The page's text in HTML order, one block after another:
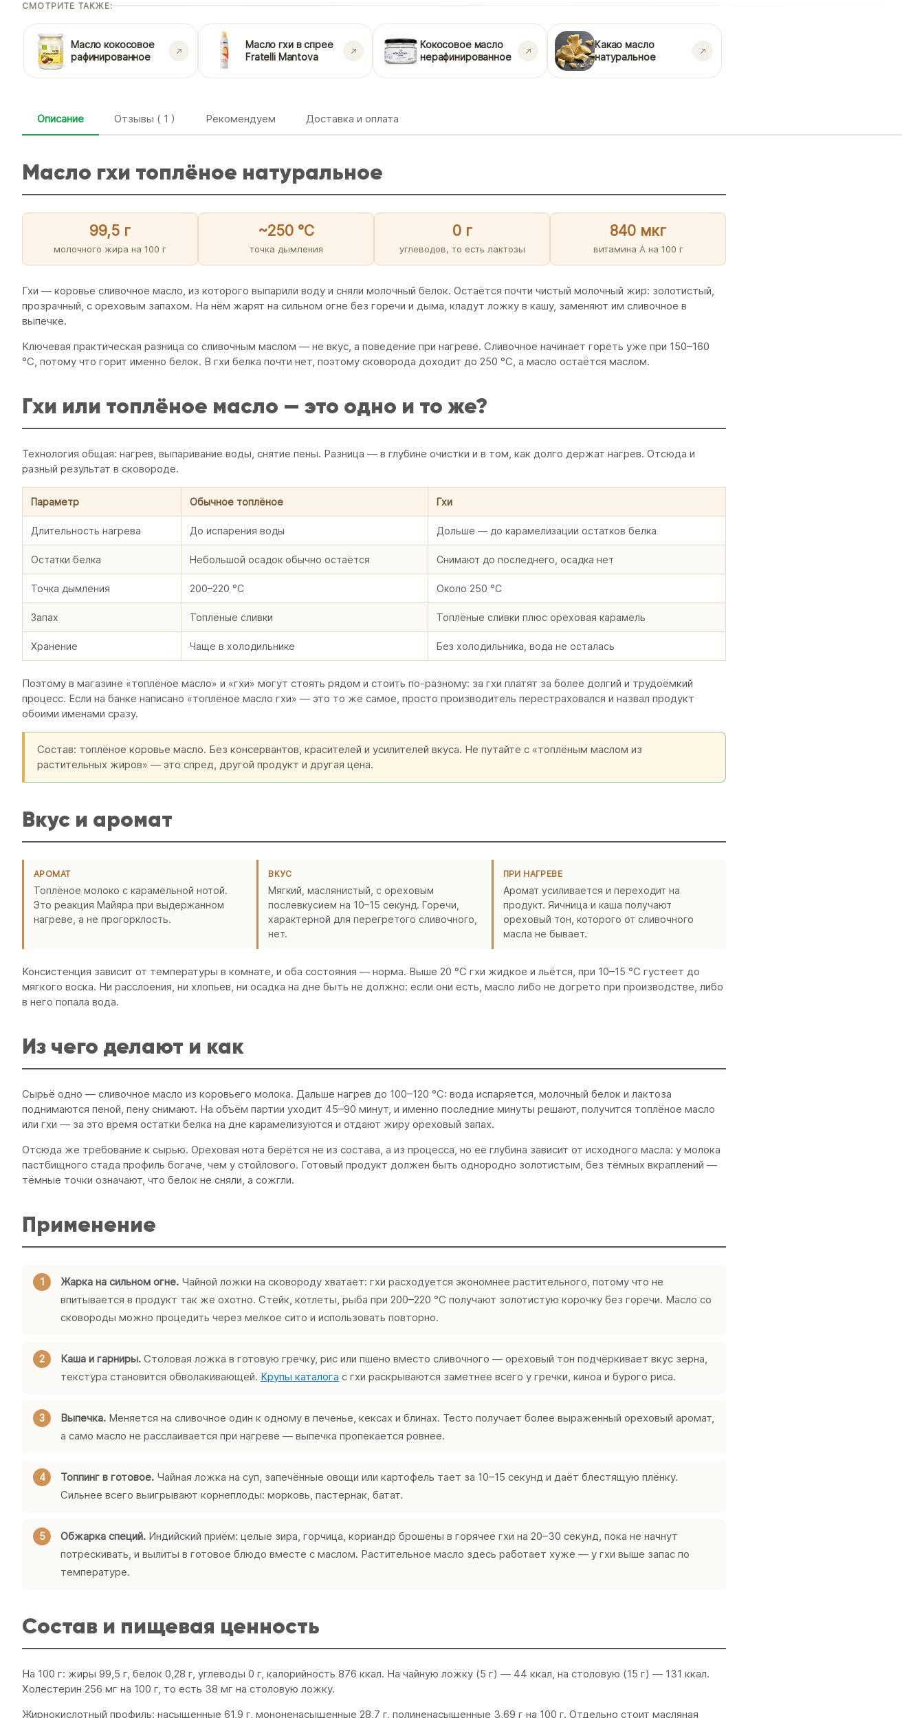
СМОТРИТЕ ТАКЖЕ:
Масло кокосовое
рафинированное
Масло гхи в спрее
Fratelli Mantova
Кокосовое масло
нерафинированное
Какао масло
натуральное
Описание Отзывы ( 1 ) Рекомендуем Доставка и оплата
Масло гхи топлёное натуральное
99,5 г
молочного жира на 100 г
~250 °C
точка дымления
0 г
углеводов, то есть лактозы
840 мкг
витамина A на 100 г
Гхи — коровье сливочное масло, из которого выпарили воду и сняли молочный белок. Остаётся почти чистый молочный жир: золотистый,
прозрачный, с ореховым запахом. На нём жарят на сильном огне без горечи и дыма, кладут ложку в кашу, заменяют им сливочное в
выпечке.
Ключевая практическая разница со сливочным маслом — не вкус, а поведение при нагреве. Сливочное начинает гореть уже при 150–160
°C, потому что горит именно белок. В гхи белка почти нет, поэтому сковорода доходит до 250 °C, а масло остаётся маслом.
Гхи или топлёное масло — это одно и то же?
Технология общая: нагрев, выпаривание воды, снятие пены. Разница — в глубине очистки и в том, как долго держат нагрев. Отсюда и
разный результат в сковороде.
Параметр Обычное топлёное Гхи
Длительность нагрева До испарения воды Дольше — до карамелизации остатков белка
Остатки белка Небольшой осадок обычно остаётся Снимают до последнего, осадка нет
Точка дымления 200–220 °C Около 250 °C
Запах Топлёные сливки Топлёные сливки плюс ореховая карамель
Хранение Чаще в холодильнике Без холодильника, вода не осталась
Поэтому в магазине «топлёное масло» и «гхи» могут стоять рядом и стоить по-разному: за гхи платят за более долгий и трудоёмкий
процесс. Если на банке написано «топлёное масло гхи» — это то же самое, просто производитель перестраховался и назвал продукт
обоими именами сразу.
Состав: топлёное коровье масло. Без консервантов, красителей и усилителей вкуса. Не путайте с «топлёным маслом из
растительных жиров» — это спред, другой продукт и другая цена.
Вкус и аромат
АРОМАТ
Топлёное молоко с карамельной нотой.
Это реакция Майяра при выдержанном
нагреве, а не прогорклость.
ВКУС
Мягкий, маслянистый, с ореховым
послевкусием на 10–15 секунд. Горечи,
характерной для перегретого сливочного,
нет.
ПРИ НАГРЕВЕ
Аромат усиливается и переходит на
продукт. Яичница и каша получают
ореховый тон, которого от сливочного
масла не бывает.
Консистенция зависит от температуры в комнате, и оба состояния — норма. Выше 20 °C гхи жидкое и льётся, при 10–15 °C густеет до
мягкого воска. Ни расслоения, ни хлопьев, ни осадка на дне быть не должно: если они есть, масло либо не догрето при производстве, либо
в него попала вода.
Из чего делают и как
Сырьё одно — сливочное масло из коровьего молока. Дальше нагрев до 100–120 °C: вода испаряется, молочный белок и лактоза
поднимаются пеной, пену снимают. На объём партии уходит 45–90 минут, и именно последние минуты решают, получится топлёное масло
или гхи — за это время остатки белка на дне карамелизуются и отдают жиру ореховый запах.
Отсюда же требование к сырью. Ореховая нота берётся не из состава, а из процесса, но её глубина зависит от исходного масла: у молока
пастбищного стада профиль богаче, чем у стойлового. Готовый продукт должен быть однородно золотистым, без тёмных вкраплений —
тёмные точки означают, что белок не сняли, а сожгли.
Применение
Жарка на сильном огне. Чайной ложки на сковороду хватает: гхи расходуется экономнее растительного, потому что не
впитывается в продукт так же охотно. Стейк, котлеты, рыба при 200–220 °C получают золотистую корочку без горечи. Масло со
сковороды можно процедить через мелкое сито и использовать повторно.
Каша и гарниры. Столовая ложка в готовую гречку, рис или пшено вместо сливочного — ореховый тон подчёркивает вкус зерна,
текстура становится обволакивающей. Крупы каталога с гхи раскрываются заметнее всего у гречки, киноа и бурого риса.
Выпечка. Меняется на сливочное один к одному в печенье, кексах и блинах. Тесто получает более выраженный ореховый аромат,
а само масло не расслаивается при нагреве — выпечка пропекается ровнее.
Топпинг в готовое. Чайная ложка на суп, запечённые овощи или картофель тает за 10–15 секунд и даёт блестящую плёнку.
Сильнее всего выигрывают корнеплоды: морковь, пастернак, батат.
Обжарка специй. Индийский приём: целые зира, горчица, кориандр брошены в горячее гхи на 20–30 секунд, пока не начнут
потрескивать, и вылиты в готовое блюдо вместе с маслом. Растительное масло здесь работает хуже — у гхи выше запас по
температуре.
Состав и пищевая ценность
На 100 г: жиры 99,5 г, белок 0,28 г, углеводы 0 г, калорийность 876 ккал. На чайную ложку (5 г) — 44 ккал, на столовую (15 г) — 131 ккал.
Холестерин 256 мг на 100 г, то есть 38 мг на столовую ложку.
Жирнокислотный профиль: насыщенные 61,9 г, мононенасыщенные 28,7 г, полиненасыщенные 3,69 г на 100 г. Отдельно стоит масляная